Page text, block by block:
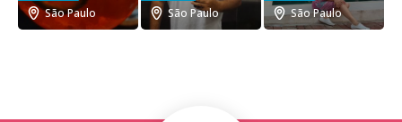
São Paulo São Paulo São Paulo